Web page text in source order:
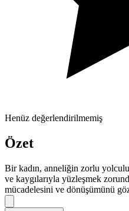
Henüz değerlendirilmemiş
Özet
Bir kadın, anneliğin zorlu
ve kaygılarıyla yüzleşmek
mücadelesini ve dönüşümünü